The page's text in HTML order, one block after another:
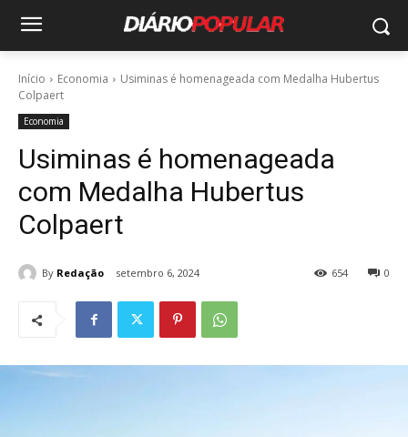
Início Economia
Usiminas é homenageada com Medalha Hubertus
Colpaert
Economia
Usiminas é homenageada
com Medalha Hubertus
Colpaert
By Redação setembro 6, 2024 0
654